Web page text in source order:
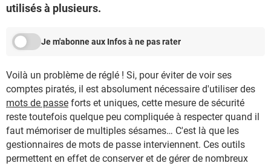
utilisés à plusieurs.
Je m'abonne aux Infos à ne pas rater
Voilà un problème de réglé ! Si, pour éviter de voir ses
comptes piratés, il est absolument nécessaire d'utiliser des
mots de passe forts et uniques, cette mesure de sécurité
reste toutefois quelque peu compliquée à respecter quand il
faut mémoriser de multiples sésames… C'est là que les
gestionnaires de mots de passe interviennent. Ces outils
permettent en effet de conserver et de gérer de nombreux